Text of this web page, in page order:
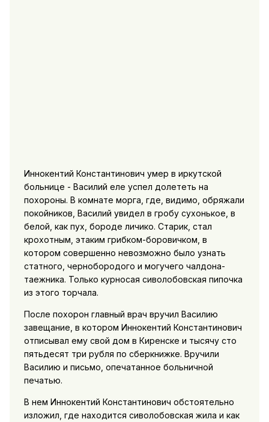
Иннокентий Константинович умер в иркутской
больнице - Василий еле успел долететь на
похороны. В комнате морга, где, видимо, обряжали
покойников, Василий увидел в гробу сухонькое, в
белой, как пух, бороде личико. Старик, стал
крохотным, этаким грибком-боровичком, в
котором совершенно невозможно было узнать
статного, чернобородого и могучего чалдона-
таежника. Только курносая сиволобовская пипочка
из этого торчала.
После похорон главный врач вручил Василию
завещание, в котором Иннокентий Константинович
отписывал ему свой дом в Киренске и тысячу сто
пятьдесят три рубля по сберкнижке. Вручили
Василию и письмо, опечатанное больничной
печатью.
В нем Иннокентий Константинович обстоятельно
изложил, где находится сиволобовская жила и как